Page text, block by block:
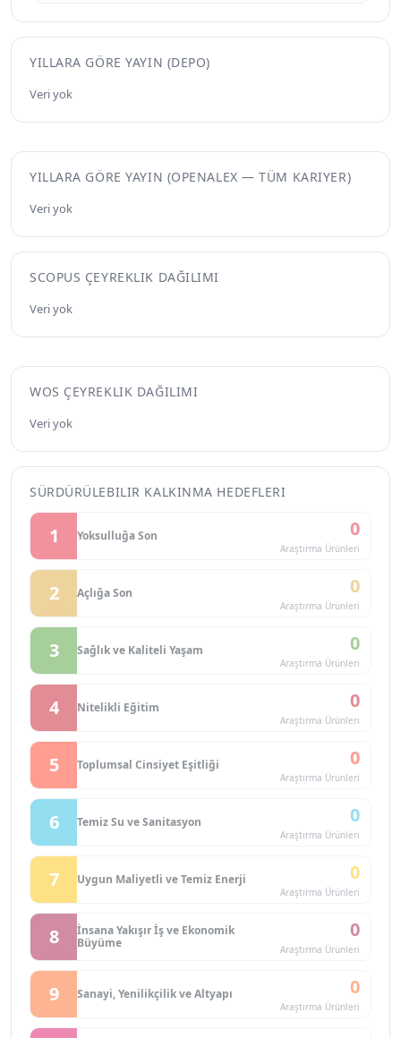
YILLARA GÖRE YAYIN (DEPO)
Veri yok
YILLARA GÖRE YAYIN (OPENALEX — TÜM KARIYER)
Veri yok
SCOPUS ÇEYREKLIK DAĞILIMI
Veri yok
WOS ÇEYREKLIK DAĞILIMI
Veri yok
SÜRDÜRÜLEBILIR KALKINMA HEDEFLERI
1 Yoksulluğa Son 0
Araştırma Ürünleri
2 Açlığa Son 0
Araştırma Ürünleri
3 Sağlık ve Kaliteli Yaşam 0
Araştırma Ürünleri
4 Nitelikli Eğitim 0
Araştırma Ürünleri
5 Toplumsal Cinsiyet Eşitliği 0
Araştırma Ürünleri
6 Temiz Su ve Sanitasyon 0
Araştırma Ürünleri
7 Uygun Maliyetli ve Temiz Enerji 0
Araştırma Ürünleri
8
İnsana Yakışır İş ve Ekonomik
Büyüme
0
Araştırma Ürünleri
9 Sanayi, Yenilikçilik ve Altyapı 0
Araştırma Ürünleri